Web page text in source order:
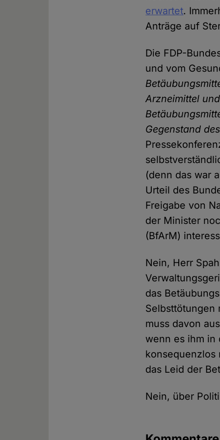
erwartet.
Anträge auf
Die FDP-
und vom
Arzneimittel
Gegenstand
(denn das war
Urteil des
Freigabe von
der Minister
(BfArM)
Nein, Herr
das
Selbsttötungen
muss davon
wenn es ihm in
konsequenzlos
das Leid der
Nein, über